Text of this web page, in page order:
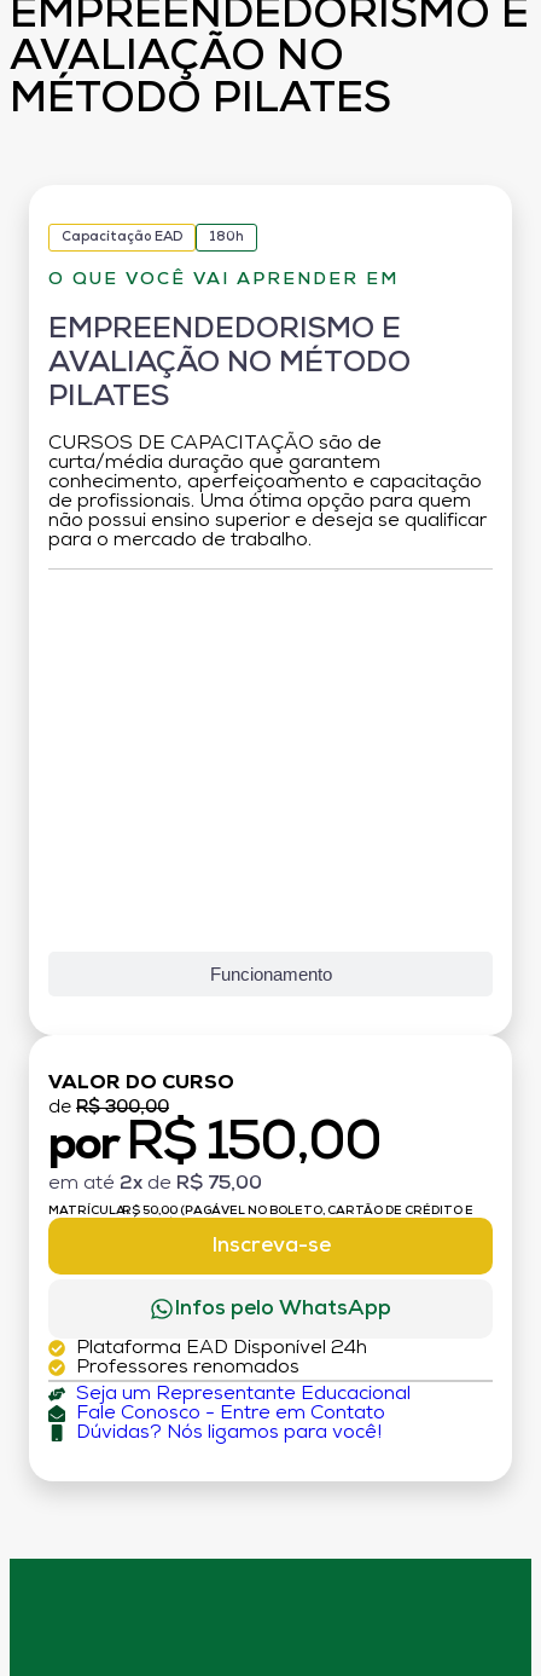
EMPREENDEDORISMO E
AVALIAÇÃO NO
MÉTODO PILATES
Capacitação EAD 180h
O QUE VOCÊ VAI APRENDER EM
EMPREENDEDORISMO E
AVALIAÇÃO NO MÉTODO
PILATES
CURSOS DE CAPACITAÇÃO são de
curta/média duração que garantem
conhecimento, aperfeiçoamento e capacitação
de profissionais. Uma ótima opção para quem
não possui ensino superior e deseja se qualificar
para o mercado de trabalho.
Funcionamento
VALOR DO CURSO
de R$ 300,00
por R$ 150,00
em até 2x de R$ 75,00
MATRÍCULA:R$ 50,00 (PAGÁVEL NO BOLETO, CARTÃO DE CRÉDITO E
Inscreva-se
Infos pelo WhatsApp
Plataforma EAD Disponível 24h
Professores renomados
Seja um Representante Educacional
Fale Conosco - Entre em Contato
Dúvidas? Nós ligamos para você!